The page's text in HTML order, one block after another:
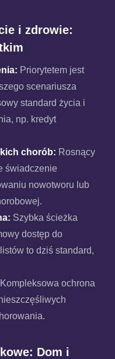
i zdrowie:
Priorytetem jest
scenariusza
standard życia i
np. kredyt
chorób: Rosnący
świadczenie
nowotworu lub
Szybka ścieżka
dostęp do
to dziś standard,
Kompleksowa ochrona
Dom i